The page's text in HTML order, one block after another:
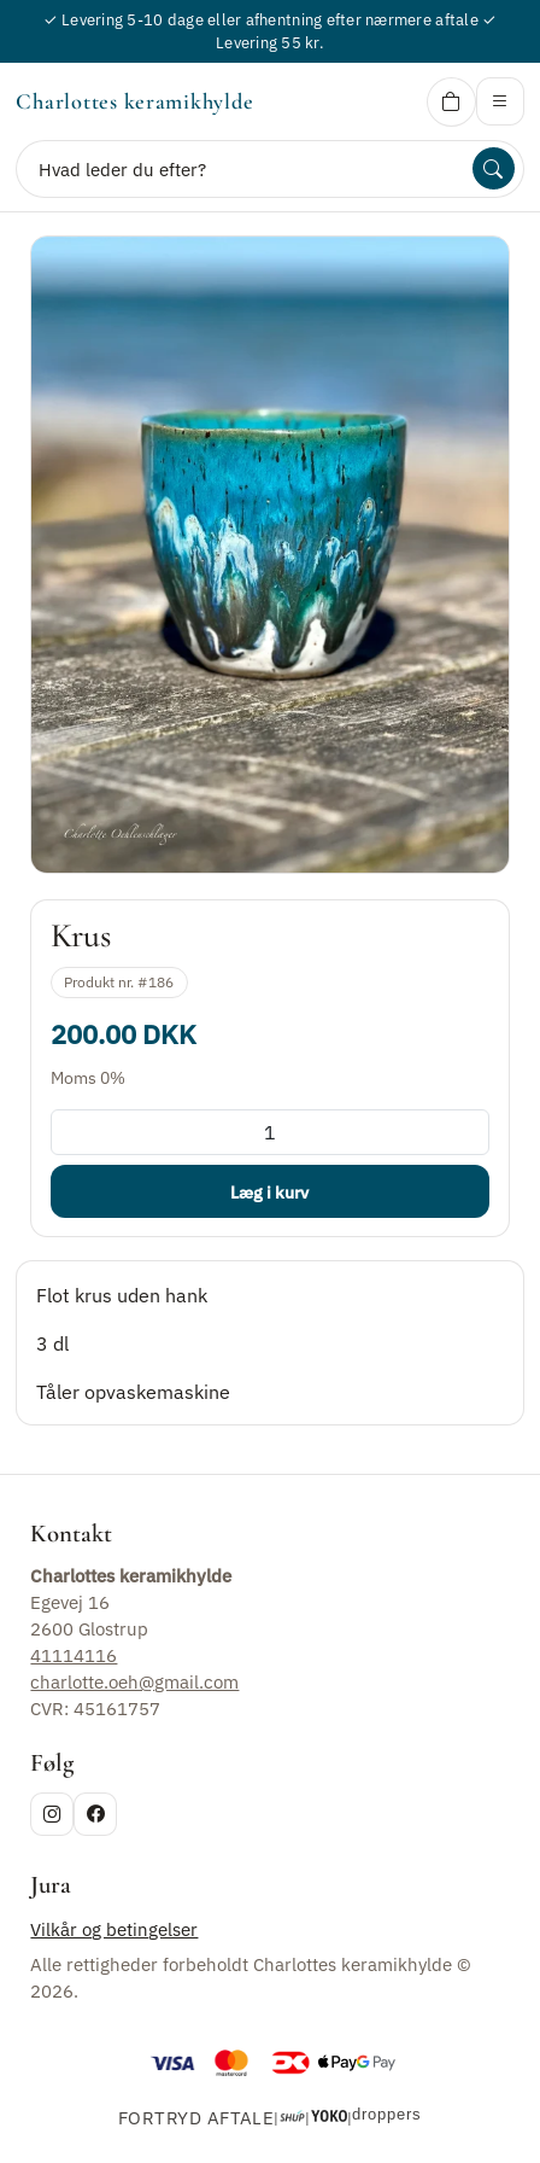
✓ Levering 5-10 dage eller afhentning efter nærmere aftale ✓
Levering 55 kr.
Charlottes keramikhylde
Charlottes keramikhylde
Søg
Start
Nisser
Frække tudser
Skåle
Krus med hank
Krus uden hank
Fugle
Krukker
Kontakt
Krus
Produkt nr. #186
200.00 DKK
Moms 0%
Læg i kurv
Flot krus uden hank
3 dl
Tåler opvaskemaskine
Kontakt
Charlottes keramikhylde
Egevej 16
2600 Glostrup
41114116
charlotte.oeh@gmail.com
CVR: 45161757
Følg
Jura
Vilkår og betingelser
Alle rettigheder forbeholdt Charlottes keramikhylde ©
2026.
FORTRYD AFTALE| | |droppers